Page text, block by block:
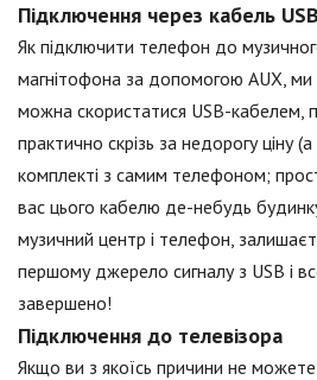
Підключення через кабель USB
Як підключити телефон до
магнітофона за допомогою AUX, ми
можна скористатися USB-кабелем,
практично скрізь за недорогу ціну
комплекті з самим телефоном;
вас цього кабелю де-небудь
музичний центр і телефон,
першому джерело сигналу з USB і
завершено!
Підключення до телевізора
Якщо ви з якоїсь причини не можете